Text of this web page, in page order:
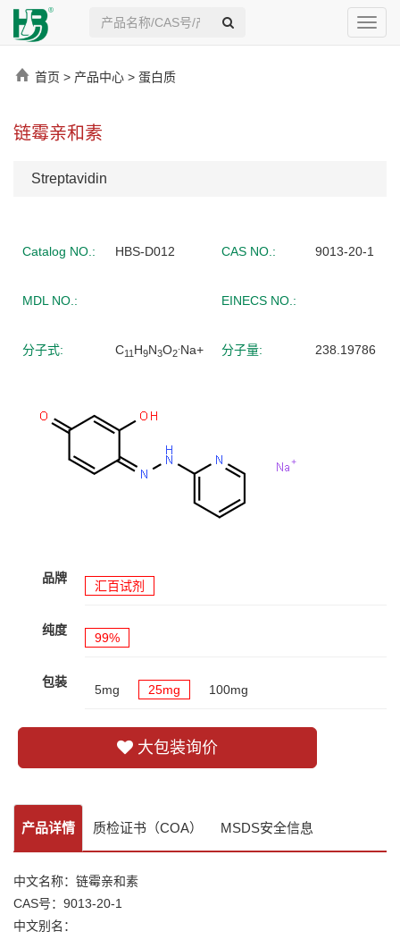
首页 > 产品中心 > 蛋白质
链霉亲和素
Streptavidin
Catalog NO.: HBS-D012 CAS NO.: 9013-20-1
MDL NO.: EINECS NO.:
分子式: C11 H9N3O2 Na+ 分子量: 238.19786
品牌
汇百试剂
纯度
99%
包装
5mg 25mg 100mg
大包装询价
产品详情 质检证书（COA） MSDS安全信息
中文名称：链霉亲和素
CAS号：9013-20-1
中文别名：